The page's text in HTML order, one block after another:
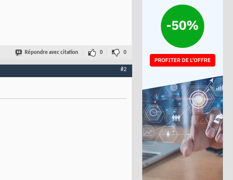
Répondre avec citation 0 0
#2